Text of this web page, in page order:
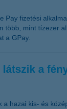
Pay fizetési
több, mint tízezer
a GPay.
a
hazai kis- és